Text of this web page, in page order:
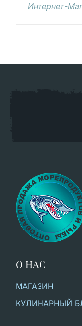
Интернет-
О НАС
МАГАЗИН
КУЛИНАРНЫЙ